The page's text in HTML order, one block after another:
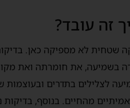
זה עובד?
שטחית לא מספיקה כאן.
בשמיעה, את חומרתה ואת
לצלילים בתדרים ובעוצמות
מהחיים. בנוסף, בדיקות